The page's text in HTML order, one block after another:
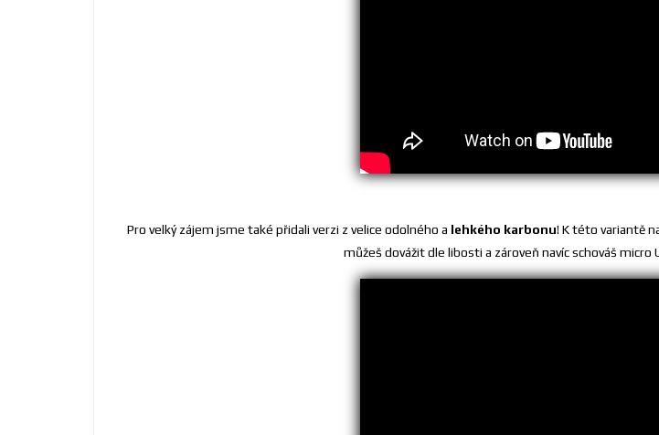
Pro velký zájem jsme také přidali verzi z velice odolného a lehkého karbonu! K této variantě
můžeš dovážit dle libosti a zároveň navíc schováš